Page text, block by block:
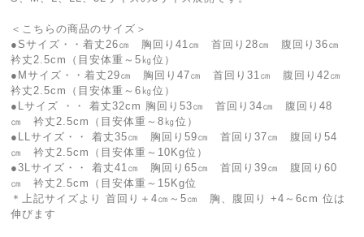
＜こちらの商品のサイズ＞
●Sサイズ・・着丈26㎝ 胸回り41㎝ 首回り28㎝ 腹回り36㎝
衿丈2.5cm（目安体重～5㎏位）
●Mサイズ・・着丈29㎝ 胸回り47㎝ 首回り31㎝ 腹回り42㎝
衿丈2.5cm（目安体重～6㎏位）
●Lサイズ ・・ 着丈32cm 胸回り53㎝ 首回り34㎝ 腹回り48
㎝ 衿丈2.5cm（目安体重～8㎏位）
●LLサイズ・・ 着丈35㎝ 胸回り59㎝ 首回り37㎝ 腹回り54
㎝ 衿丈2.5cm（目安体重～10Kg位）
●3Lサイズ・・ 着丈41㎝ 胸回り65㎝ 首回り39㎝ 腹回り60
㎝ 衿丈2.5cm（目安体重～15Kg位
＊上記サイズより 首回り＋4㎝～5㎝ 胸、腹回り +4～6cm 位は
伸びます